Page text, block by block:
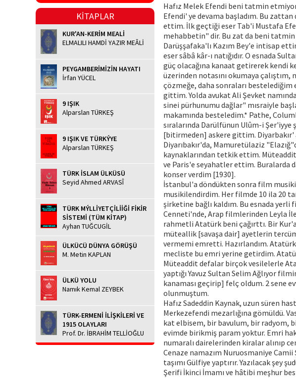
KİTAPLAR
KUR'AN-KERİM MEALİ
ELMALILI HAMDİ YAZIR MEÂLİ
PEYGAMBERİMİZİN HAYATI
İrfan YÜCEL
9 IŞIK
Alparslan TÜRKEŞ
9 IŞIK VE TÜRKÝYE
Alparslan TÜRKEŞ
TÜRK İSLAM ÜLKÜSÜ
Seyid Ahmed ARVASÎ
TÜRK MÝLLİYETÇİLİİĞİ FİKİR
SİSTEMİ (TÜM KİTAP)
Ayhan TUĞCUGİL
ÜLKÜCÜ DÜNYA GÖRÜŞÜ
M. Metin KAPLAN
ÜLKÜ YOLU
Namık Kemal ZEYBEK
TÜRK-ERMENİ İLİŞKİLERİ VE
1915 OLAYLARI
Prof. Dr. İBRAHİM TELLİOĞLU
Hafız Melek Efendi beni tatmin
Efendi' ye devama başladım. Bu
ettim. İlk geçtiği eser Tab'i Mustafa
mehabbetin" dir. Bu zat da beni tatmin
Darüşşafaka'lı Kazım Bey'e intisap
eser sâbâ kâr-ı natığıdır. O esnada
güç olacağına kanaat getirerek kendi
üzerinden notasını okumaya
çözmeğe, daha sonraları bestelediğim
gittim. Yolda avukat Ali Şevket
sinei pürhunumu dağlar" mısraiyle
makamında besteledim.* Pathe,
sıralarında Darülfünun Ulûm-i
[bitirmeden] askere gittim.
Diyarıbakır'da, Mamuretülaziz
kaynaklarından tetkik ettim.
ve Paris'e seyahatler ettim. Buralarda
konser verdim [1930].
İstanbul'a döndükten sonra film
musikilendirdim. Her filmde 10 ila 20
şirketine bağlı kaldım. Bu esnada
Cenneti'nde, Arap filmlerinden Leyla
rahmetli Atatürk beni çağırttı. Bir
müteallik [savaşa dair] ayetlerin
vermemi emretti. Hazırlandım.
mecliste bu emri yerine getirdim.
Müteaddit defalar birçok vesilelerle
yaptığı Yavuz Sultan Selim Ağlıyor
kanaması geçirip] felç oldum. 2 sene
olunmuştum.
Hafız Sadeddin Kaynak, uzun süren
Merkezefendi mezarlığına gömüldü.
kat elbisem, bir bavulum, bir radyom,
evimde birikmiş param yoktur. Emri
numaralı dairelerinden kiralar alınıp
Cenaze namazım Nuruosmaniye Camii
taşımı Gülfiye yaptırır. Yazılacak şey
Şerifi İkinci İmamı ve hâtibi meşhur